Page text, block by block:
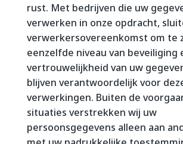
rust. Met bedrijven die uw
verwerken in onze opdracht,
verwerkersovereenkomst om te
eenzelfde niveau van beveiliging
vertrouwelijkheid van uw
blijven verantwoordelijk voor
verwerkingen. Buiten de
situaties verstrekken wij uw
persoonsgegevens alleen aan